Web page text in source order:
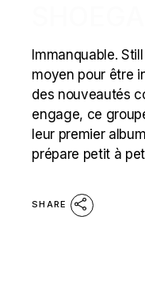
Immanquable.
moyen pour être
des nouveautés
engage, ce
leur premier
prépare petit à
SHARE